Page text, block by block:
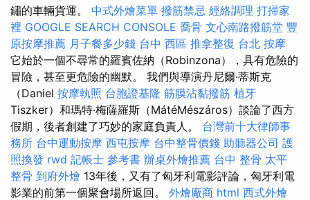
鏽的車輛貨運。 中式外燴菜單 撥筋禁忌 經絡調理 打掃家
裡 GOOGLE SEARCH CONSOLE 喬骨 文心南路撥筋堂 豐
原按摩推薦 月子餐多少錢 台中 西區 推拿整復 台北 按摩
它始於一個不尋常的羅賓佐納（Robinzona），具有危險的
冒險，甚至更危險的幽默。 我們與導演丹尼爾·蒂斯克
（Daniel 按摩執照 台胞證基隆 筋膜沾黏撥筋 植牙
Tiszker）和瑪特·梅薩羅斯（MátéMészáros）談論了西方
假期，後者創建了巧妙的家庭負責人。 台灣前十大律師事
務所 台中運動按摩 西屯按摩 台中整骨價錢 助聽器公司 護
照換發 rwd 記帳士 參考書 辦桌外燴推薦 台中 整骨 太平
整骨 到府外燴 13年後，又有了匈牙利電影評論，匈牙利電
影業的前第一個聚會場所返回。 外燴廠商 html 西式外燴